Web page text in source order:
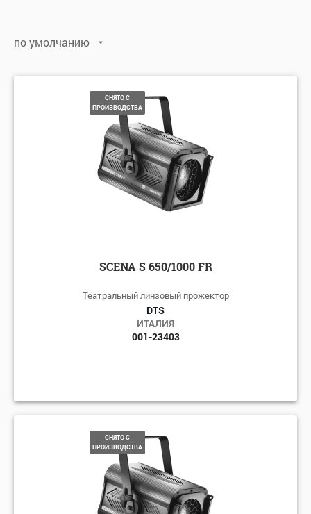
по умолчанию
по алфавиту: А-Я
по алфавиту: Я-А
по цене: убыванию
по цене: возрастанию
СНЯТО С
ПРОИЗВОДСТВА
SCENA S 650/1000 FR
Театральный линзовый прожектор
DTS
ИТАЛИЯ
001-23403
СНЯТО С
ПРОИЗВОДСТВА